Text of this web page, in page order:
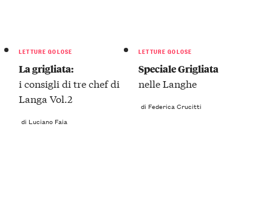
LETTURE GOLOSE
La grigliata:
i consigli di tre chef di
Langa Vol.2
di Luciano Faia
LETTURE GOLOSE
Speciale Grigliata
nelle Langhe
di Federica Crucitti